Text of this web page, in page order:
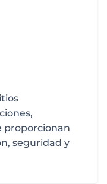
proporcionan
seguridad y